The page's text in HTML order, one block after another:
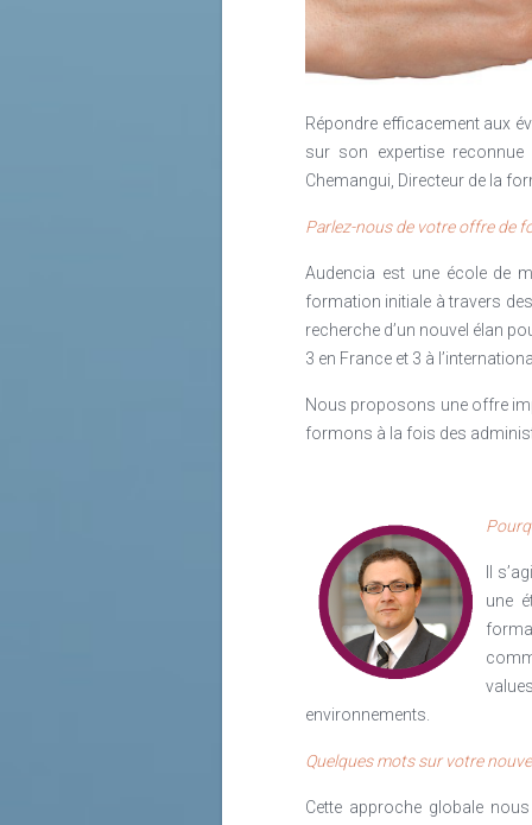
Depuis l’arrivée des MOOCs, le
mais il est témoin de la vitesse
Lire la suite
Répondre efficacement aux
sur son expertise
Chemangui, Directeur de la
Parlez-nous de votre offre de
Audencia est une école de
formation initiale à travers
recherche d’un nouvel élan
3 en France et 3 à
Nous proposons une offre
formons à la fois des
Il
une
environnements.
Quelques mots sur votre
Cette approche globale